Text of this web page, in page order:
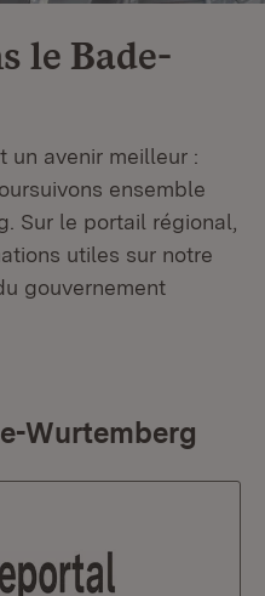
le Bade-
un avenir meilleur :
ensemble
Sur le portail régional,
utiles sur notre
gouvernement
Wurtemberg